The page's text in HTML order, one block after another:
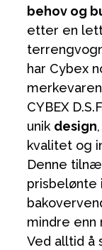
behov og
etter en
har Cybex
CYBEX
unik design
kvalitet og
Denne
prisbelønte
mindre enn
Ved alltid å